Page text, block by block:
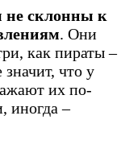
склонны к
. Они
как пираты –
что у
их по-
иногда –